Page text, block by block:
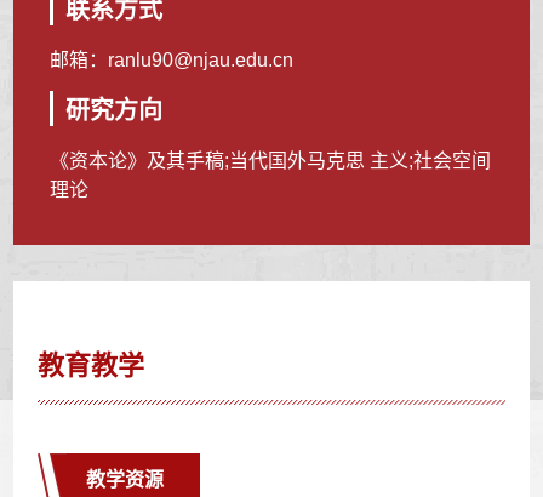
联系方式
邮箱： ranlu90@njau.edu.cn
研究方向
《资本论》及其手稿;当代国外马克思 主义;社会空间
理论
教育教学
教学资源